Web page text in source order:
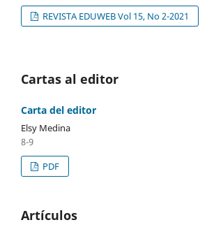
REVISTA EDUWEB Vol 15, No 2-2021
Cartas al editor
Carta del editor
Elsy Medina
8-9
PDF
Artículos